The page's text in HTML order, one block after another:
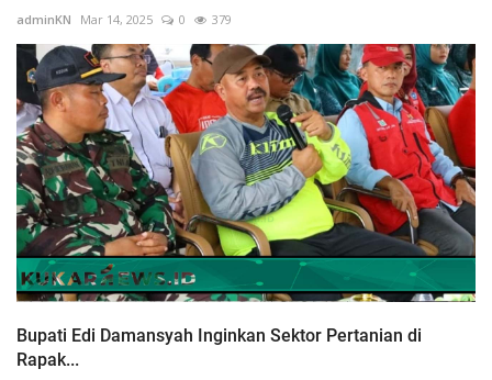
adminKN Mar 14, 2025 0 379
Bupati Edi Damansyah Inginkan Sektor Pertanian di
Rapak...